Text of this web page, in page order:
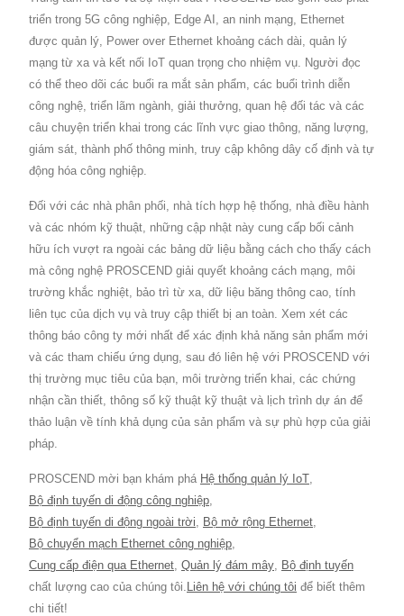
triển trong 5G công nghiệp, Edge AI, an ninh mạng, Ethernet
được quản lý, Power over Ethernet khoảng cách dài, quản lý
mạng từ xa và kết nối IoT quan trọng cho nhiệm vụ. Người đọc
có thể theo dõi các buổi ra mắt sản phẩm, các buổi trình diễn
công nghệ, triển lãm ngành, giải thưởng, quan hệ đối tác và các
câu chuyện triển khai trong các lĩnh vực giao thông, năng lượng,
giám sát, thành phố thông minh, truy cập không dây cố định và tự
động hóa công nghiệp.
Đối với các nhà phân phối, nhà tích hợp hệ thống, nhà điều hành
và các nhóm kỹ thuật, những cập nhật này cung cấp bối cảnh
hữu ích vượt ra ngoài các bảng dữ liệu bằng cách cho thấy cách
mà công nghệ PROSCEND giải quyết khoảng cách mạng, môi
trường khắc nghiệt, bảo trì từ xa, dữ liệu băng thông cao, tính
liên tục của dịch vụ và truy cập thiết bị an toàn. Xem xét các
thông báo công ty mới nhất để xác định khả năng sản phẩm mới
và các tham chiếu ứng dụng, sau đó liên hệ với PROSCEND với
thị trường mục tiêu của bạn, môi trường triển khai, các chứng
nhận cần thiết, thông số kỹ thuật kỹ thuật và lịch trình dự án để
thảo luận về tính khả dụng của sản phẩm và sự phù hợp của giải
pháp.
PROSCEND mời bạn khám phá Hệ thống quản lý IoT
Bộ định tuyến di động công nghiệp
Bộ định tuyến di động ngoài trời
Bộ mở rộng Ethernet
Bộ chuyển mạch Ethernet công nghiệp
Cung cấp điện qua Ethernet Quản lý đám mây Bộ định tuyến
chất lượng cao của chúng tôi. Liên hệ với chúng tôi để biết thêm
chi tiết!